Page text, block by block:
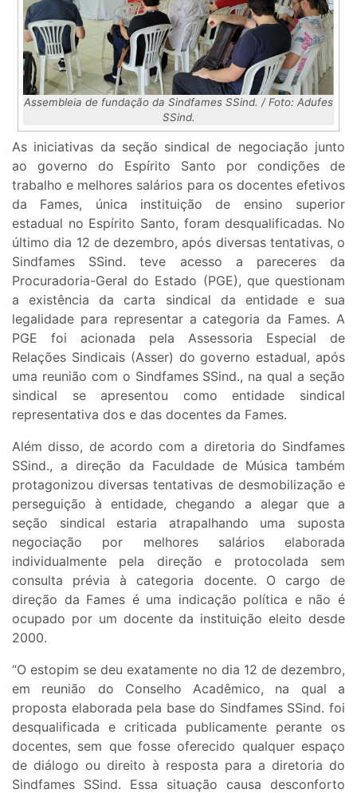
Assembleia de fundação da Sindfames SSind. / Foto: Adufes
SSind.
As iniciativas da seção sindical de negociação junto
ao governo do Espírito Santo por condições de
trabalho e melhores salários para os docentes efetivos
da Fames, única instituição de ensino superior
estadual no Espírito Santo, foram desqualificadas. No
último dia 12 de dezembro, após diversas tentativas, o
Sindfames SSind. teve acesso a pareceres da
Procuradoria-Geral do Estado (PGE), que questionam
a existência da carta sindical da entidade e sua
legalidade para representar a categoria da Fames. A
PGE foi acionada pela Assessoria Especial de
Relações Sindicais (Asser) do governo estadual, após
uma reunião com o Sindfames SSind., na qual a seção
sindical se apresentou como entidade sindical
representativa dos e das docentes da Fames.
Além disso, de acordo com a diretoria do Sindfames
SSind., a direção da Faculdade de Música também
protagonizou diversas tentativas de desmobilização e
perseguição à entidade, chegando a alegar que a
seção sindical estaria atrapalhando uma suposta
negociação por melhores salários elaborada
individualmente pela direção e protocolada sem
consulta prévia à categoria docente. O cargo de
direção da Fames é uma indicação política e não é
ocupado por um docente da instituição eleito desde
2000.
“O estopim se deu exatamente no dia 12 de dezembro,
em reunião do Conselho Acadêmico, na qual a
proposta elaborada pela base do Sindfames SSind. foi
desqualificada e criticada publicamente perante os
docentes, sem que fosse oferecido qualquer espaço
de diálogo ou direito à resposta para a diretoria do
Sindfames SSind. Essa situação causa desconforto